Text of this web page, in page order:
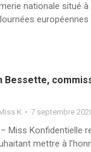
nationale situé
Bessette,
K 7 septembre
Miss Konfidentielle
mettre à